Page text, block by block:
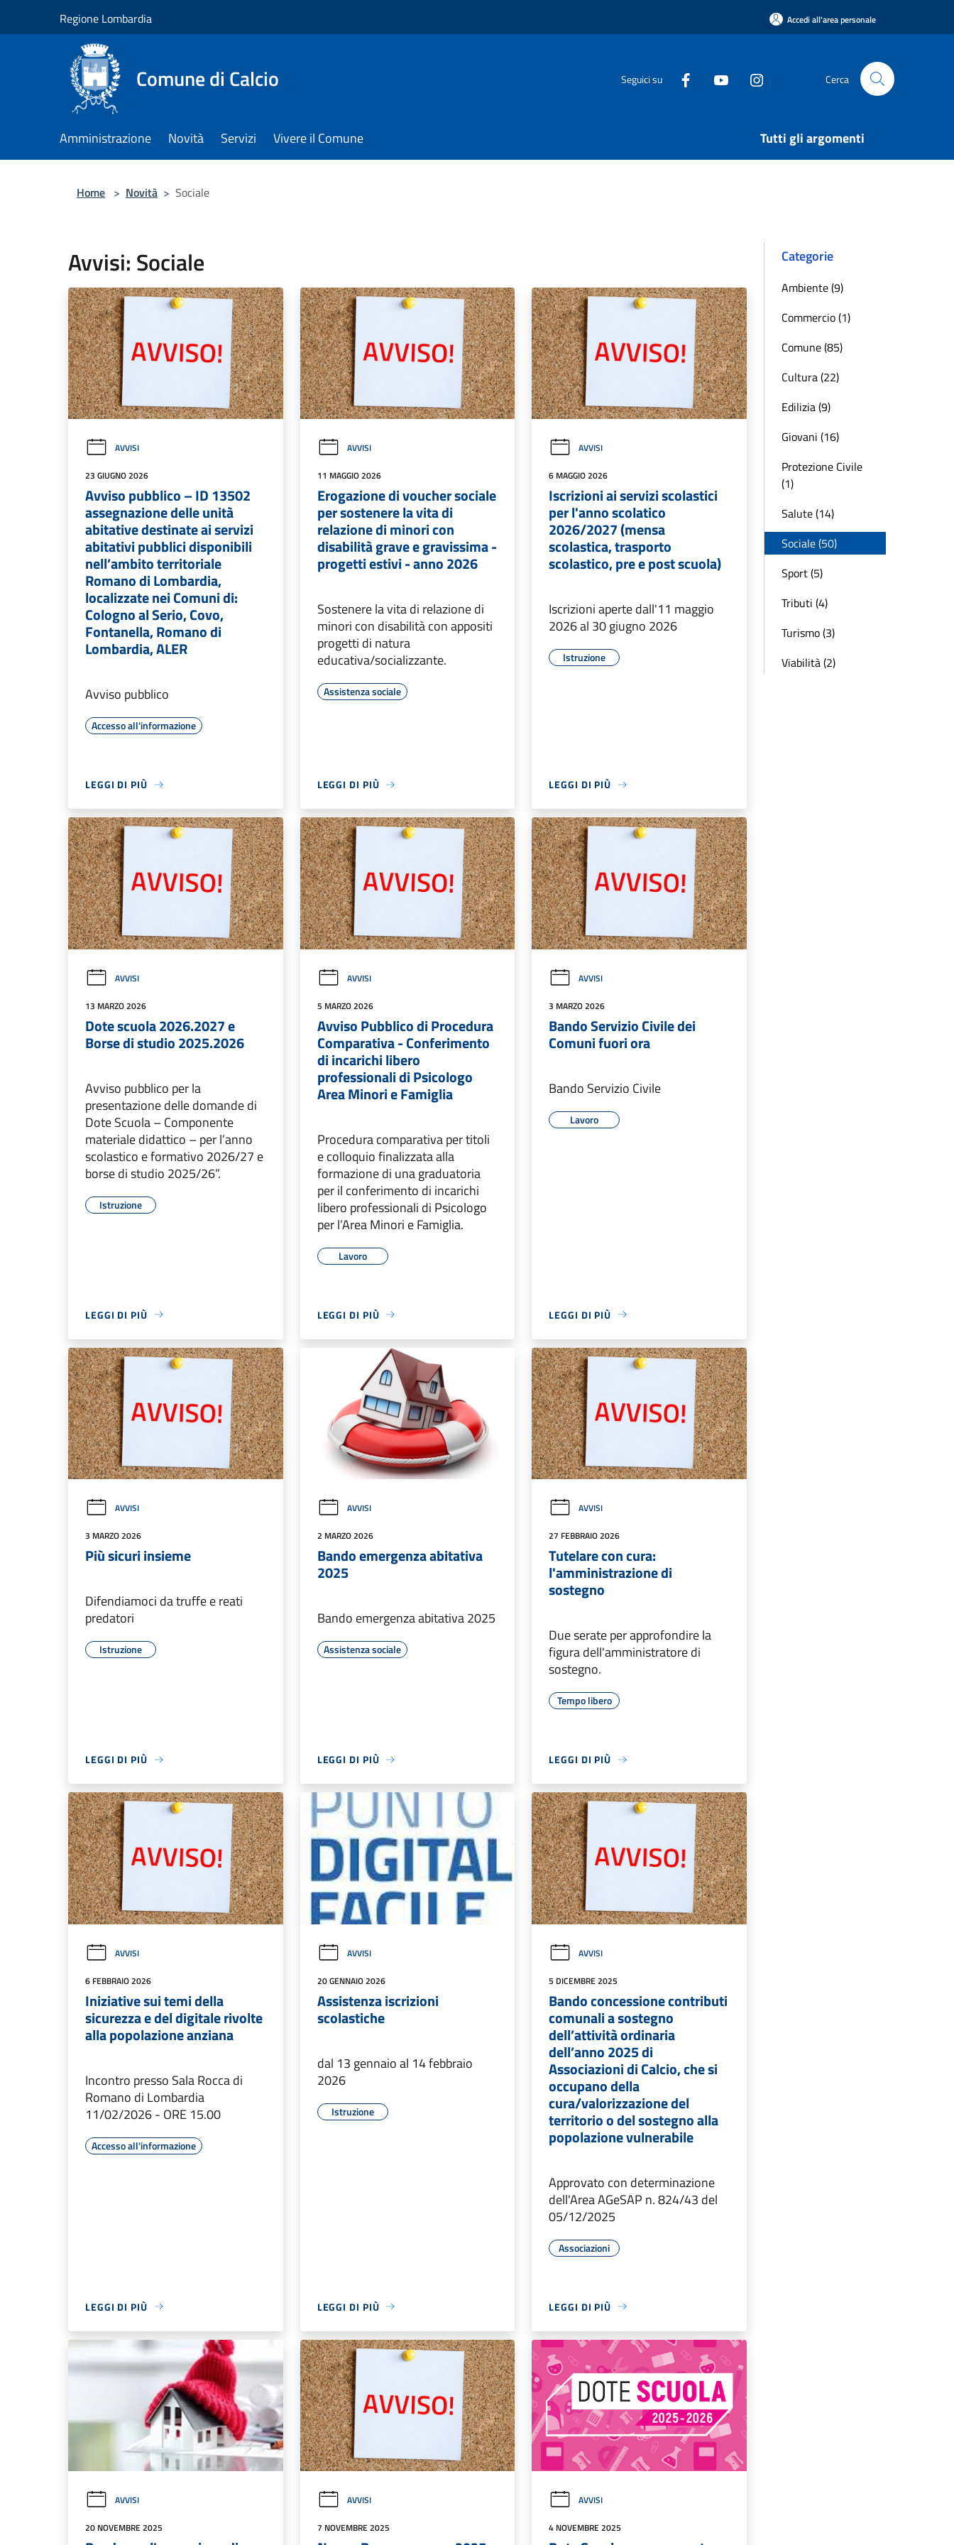
Regione Lombardia Accedi all'area personale
Comune di Calcio Seguici su Cerca
Amministrazione Novità Servizi Vivere il Comune Tutti gli argomenti
Home > Novità > Sociale
Avvisi: Sociale
AVVISI
23 GIUGNO 2026
Avviso pubblico – ID 13502
assegnazione delle unità
abitative destinate ai servizi
abitativi pubblici disponibili
nell’ambito territoriale
Romano di Lombardia,
localizzate nei Comuni di:
Cologno al Serio, Covo,
Fontanella, Romano di
Lombardia, ALER
Avviso pubblico
Accesso all'informazione
LEGGI DI PIÙ
AVVISI
11 MAGGIO 2026
Erogazione di voucher sociale
per sostenere la vita di
relazione di minori con
disabilità grave e gravissima -
progetti estivi - anno 2026
Sostenere la vita di relazione di
minori con disabilità con appositi
progetti di natura
educativa/socializzante.
Assistenza sociale
LEGGI DI PIÙ
AVVISI
6 MAGGIO 2026
Iscrizioni ai servizi scolastici
per l'anno scolatico
2026/2027 (mensa
scolastica, trasporto
scolastico, pre e post scuola)
Iscrizioni aperte dall'11 maggio
2026 al 30 giugno 2026
Istruzione
LEGGI DI PIÙ
AVVISI
13 MARZO 2026
Dote scuola 2026.2027 e
Borse di studio 2025.2026
Avviso pubblico per la
presentazione delle domande di
Dote Scuola – Componente
materiale didattico – per l’anno
scolastico e formativo 2026/27 e
borse di studio 2025/26”.
Istruzione
LEGGI DI PIÙ
AVVISI
5 MARZO 2026
Avviso Pubblico di Procedura
Comparativa - Conferimento
di incarichi libero
professionali di Psicologo
Area Minori e Famiglia
Procedura comparativa per titoli
e colloquio finalizzata alla
formazione di una graduatoria
per il conferimento di incarichi
libero professionali di Psicologo
per l’Area Minori e Famiglia.
Lavoro
LEGGI DI PIÙ
AVVISI
3 MARZO 2026
Bando Servizio Civile dei
Comuni fuori ora
Bando Servizio Civile
Lavoro
LEGGI DI PIÙ
AVVISI
3 MARZO 2026
Più sicuri insieme
Difendiamoci da truffe e reati
predatori
Istruzione
LEGGI DI PIÙ
AVVISI
2 MARZO 2026
Bando emergenza abitativa
2025
Bando emergenza abitativa 2025
Assistenza sociale
LEGGI DI PIÙ
AVVISI
27 FEBBRAIO 2026
Tutelare con cura:
l'amministrazione di
sostegno
Due serate per approfondire la
figura dell'amministratore di
sostegno.
Tempo libero
LEGGI DI PIÙ
AVVISI
6 FEBBRAIO 2026
Iniziative sui temi della
sicurezza e del digitale rivolte
alla popolazione anziana
Incontro presso Sala Rocca di
Romano di Lombardia
11/02/2026 - ORE 15.00
Accesso all'informazione
LEGGI DI PIÙ
AVVISI
20 GENNAIO 2026
Assistenza iscrizioni
scolastiche
dal 13 gennaio al 14 febbraio
2026
Istruzione
LEGGI DI PIÙ
AVVISI
5 DICEMBRE 2025
Bando concessione contributi
comunali a sostegno
dell’attività ordinaria
dell’anno 2025 di
Associazioni di Calcio, che si
occupano della
cura/valorizzazione del
territorio o del sostegno alla
popolazione vulnerabile
Approvato con determinazione
dell'Area AGeSAP n. 824/43 del
05/12/2025
Associazioni
LEGGI DI PIÙ
AVVISI
20 NOVEMBRE 2025
AVVISI
7 NOVEMBRE 2025
AVVISI
4 NOVEMBRE 2025
Categorie
Ambiente (9)
Commercio (1)
Comune (85)
Cultura (22)
Edilizia (9)
Giovani (16)
Protezione Civile
(1)
Salute (14)
Sociale (50)
Sport (5)
Tributi (4)
Turismo (3)
Viabilità (2)